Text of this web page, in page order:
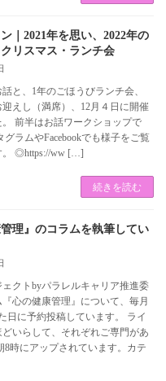
｜2021年を思い、2022年の
リスマス・ランチ会
と、1年のごほうびランチ会、
迎えし（満席）、12月４日に開催
。 前半はお話ワークショップで
グラムやFacebookでも様子をご覧
。 ◎https://ww […]
続きを読む
管理』のコラムを執筆してい
クトbyパラレルキャリア推進委
『心の健康管理』について、毎月
日に予約投稿しています。 ライ
どいらして、それぞれご専門があ
8時にアップされています。カテ